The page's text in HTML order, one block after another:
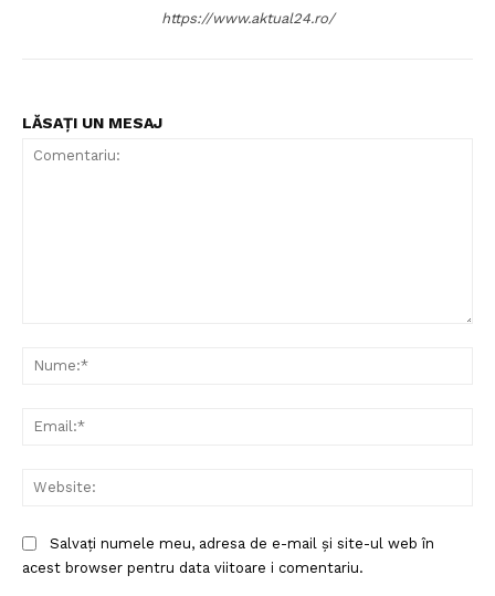
https://www.aktual24.ro/
LĂSAȚI UN MESAJ
Salvați numele meu, adresa de e-mail și site-ul web în
acest browser pentru data viitoare i comentariu.